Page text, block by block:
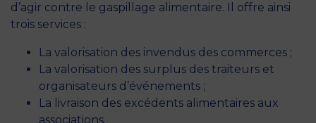
d’agir contre le gaspillage alimentaire. Il offre ainsi
trois services :
La valorisation des invendus des commerces ;
La valorisation des surplus des traiteurs et
organisateurs d’événements ;
La livraison des excédents alimentaires aux
associations.